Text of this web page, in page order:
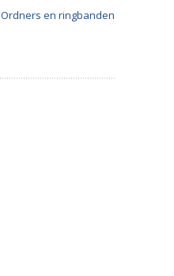
Ordners en ringbanden